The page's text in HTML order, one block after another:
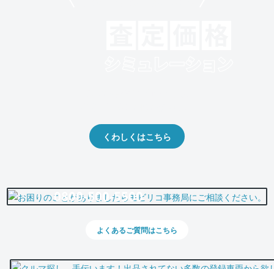
くわしくはこちら
0800-500-5500
よくあるご質問はこちら